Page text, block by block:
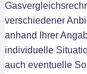
verschiedener
anhand Ihrer
individuelle
auch eventuelle